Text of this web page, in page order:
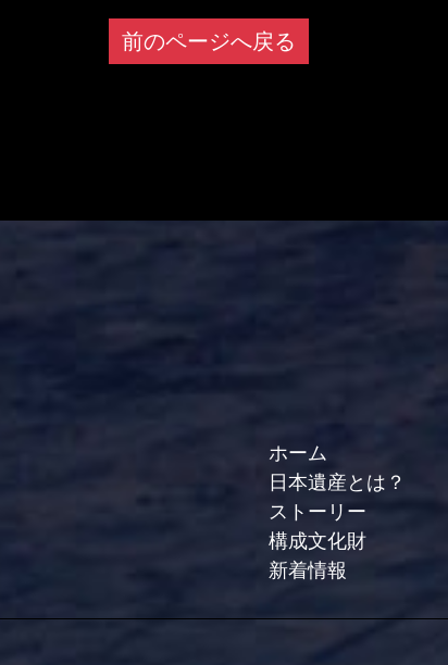
前のページへ戻る
ホーム
日本遺産とは？
ストーリー
構成文化財
新着情報